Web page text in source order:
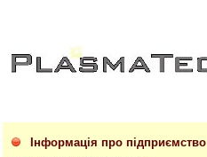
Інформація про підприємство